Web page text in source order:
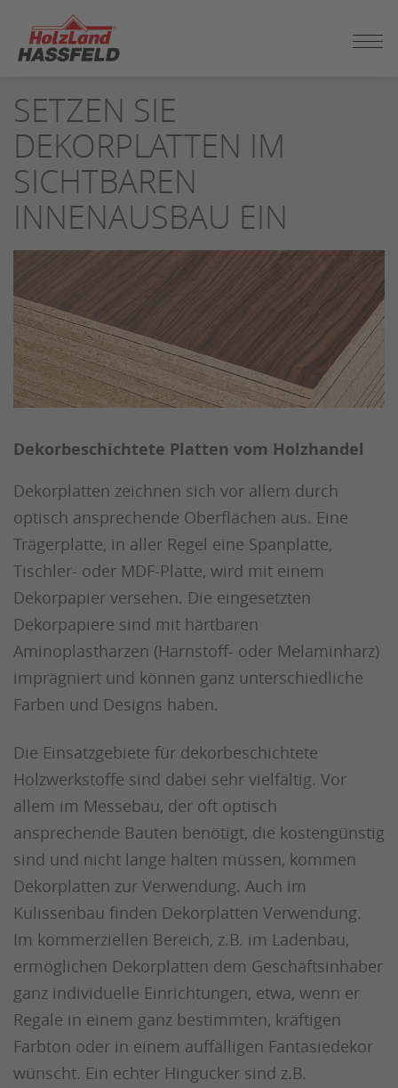
SEITENINHALT
SPRINGEN
SETZEN SIE
DEKORPLATTEN IM
SICHTBAREN
INNENAUSBAU EIN
Dekorbeschichtete Platten vom Holzhandel
Dekorplatten zeichnen sich vor allem durch
optisch ansprechende Oberflächen aus. Eine
Trägerplatte, in aller Regel eine Spanplatte,
Tischler- oder MDF-Platte, wird mit einem
Dekorpapier versehen. Die eingesetzten
Dekorpapiere sind mit härtbaren
Aminoplastharzen (Harnstoff- oder Melaminharz)
imprägniert und können ganz unterschiedliche
Farben und Designs haben.
Die Einsatzgebiete für dekorbeschichtete
Holzwerkstoffe sind dabei sehr vielfältig. Vor
allem im Messebau, der oft optisch
ansprechende Bauten benötigt, die kostengünstig
sind und nicht lange halten müssen, kommen
Dekorplatten zur Verwendung. Auch im
Kulissenbau finden Dekorplatten Verwendung.
Im kommerziellen Bereich, z.B. im Ladenbau,
ermöglichen Dekorplatten dem Geschäftsinhaber
ganz individuelle Einrichtungen, etwa, wenn er
Regale in einem ganz bestimmten, kräftigen
Farbton oder in einem auffälligen Fantasiedekor
wünscht. Ein echter Hingucker sind z.B.